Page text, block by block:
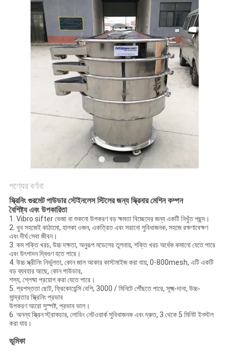
আবেদন
সাইটম্যাপ
পণ্যের বর্ণনা
স্ক্রিনিং গুরমেট পাউডার স্টেইনলেস স্টিলের জন্য স্ক্রিনার মেশিন কম্পন
বৈশিষ্ট্য এবং উপকারিতা
1. Vibro sifter ভেজা বা শুকনো উপকরণ বড় ক্ষমতা বিচ্ছেদের জন্য একটি নিখুঁত পছন্দ।
2. খুব সহজেই কাঠামো, হালকা ওজন, একত্রিত এবং সরানো সুবিধাজনক, সহজে রক্ষণাবেক্ষণ
এবং দীর্ঘ সেবা জীবন।
3. কম শক্তি খরচ, উচ্চ দক্ষতা, অনুরূপ মডেলের তুলনায়, শক্তি খরচ অর্ধেক কমানো যেতে পারে
এবং উৎপাদন দ্বিগুণ হতে পারে।
4. উচ্চ স্ক্রীনিং নির্ভুলতা, কোন জাল আকার কাস্টমাইজ করা যায়, 0-800mesh, এটি একটি
বড় ব্যবহার আছে, কোন পাউডার,
শস্য, শ্লেষ্মা প্রয়োগ করা যেতে পারে।
5. প্রশস্ততা ছোট, ফ্রিকোয়েন্সি বেশি, 3000 / মিনিটে পৌঁছতে পারে, সূক্ষ্ম-দানা, উচ্চ-
সান্দ্রতার স্ক্রিনিং প্রভাব
উপকরণ আরো সুস্পষ্ট, প্রভাব ভাল।
6. অনন্য স্ক্রিন স্ট্রাকচার, লোডিং নেটওয়ার্ক সুবিধাজনক এবং দ্রুত, 3 থেকে 5 মিনিট ইনস্টল
করা যায়।
ভূমিকা